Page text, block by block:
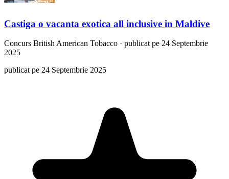
Castiga o vacanta exotica all inclusive in Maldive
Concurs British American Tobacco · publicat pe 24 Septembrie
2025
publicat pe 24 Septembrie 2025